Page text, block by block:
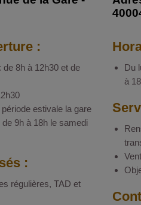
:
de 8h à 12h30 et de
estivale la gare
9h à 18h le samedi
:
régulières, TAD et
Du
à